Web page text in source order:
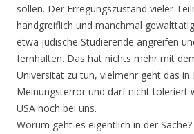
sollen. Der Erregungszustand vieler
handgreiflich und manchmal
etwa jüdische Studierende angreifen
fernhalten. Das hat nichts mehr mit
Universität zu tun, vielmehr geht das in
Meinungsterror und darf nicht toleriert
USA noch bei uns.
Worum geht es eigentlich in der